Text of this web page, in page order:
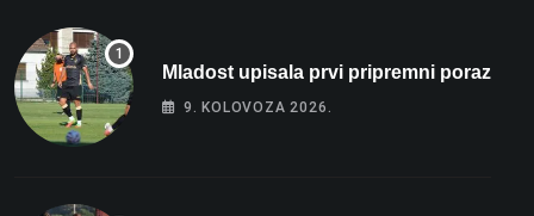
Mladost upisala prvi pripremni poraz
9. KOLOVOZA 2026.